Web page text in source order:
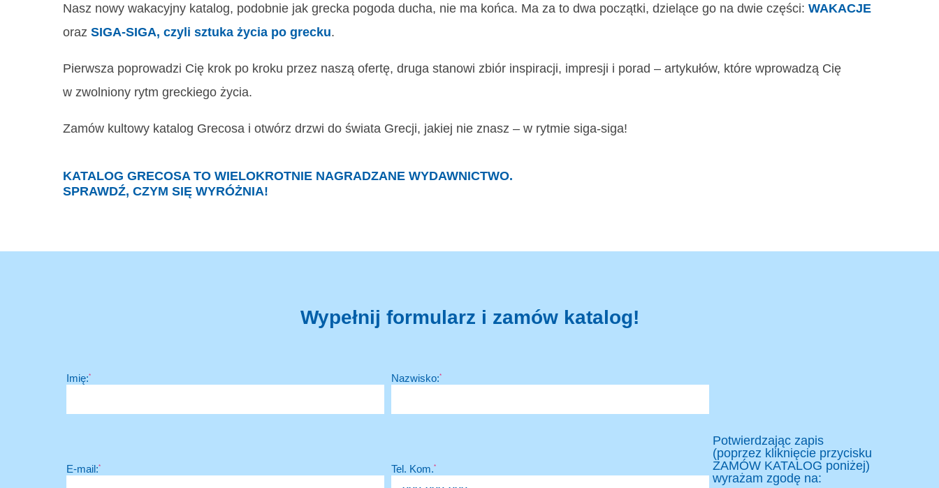
Nasz nowy wakacyjny katalog, podobnie jak grecka pogoda ducha, nie ma końca. Ma za to dwa początki, dzielące go na dwie części:WAKACJE
orazSIGA-SIGA, czyli sztuka życia po grecku.
Pierwsza poprowadzi Cię krok po kroku przez naszą ofertę, druga stanowi zbiór inspiracji, impresji i porad – artykułów, które wprowadzą Cię
w zwolniony rytm greckiego życia.
Zamów kultowy katalog Grecosa i otwórz drzwi do świata Grecji, jakiej nie znasz – w rytmie siga-siga!
KATALOG GRECOSA TO WIELOKROTNIE NAGRADZANE WYDAWNICTWO.
SPRAWDŹ, CZYM SIĘ WYRÓŻNIA!
Wypełnij formularz i zamów katalog!
Imię:* Nazwisko:*
E-mail:* Tel. Kom.*
Potwierdzając zapis
(poprzez kliknięcie przycisku
ZAMÓW KATALOG poniżej)
wyrażam zgodę na: